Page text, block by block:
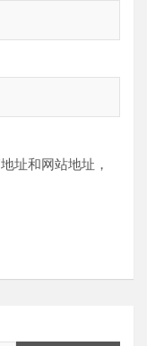
址和网站地址，